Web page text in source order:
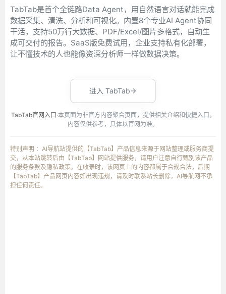
TabTab是首个全链路Data Agent，用自然语言对话就能完成
数据采集、清洗、分析和可视化。内置8个专业AI Agent协同
干活，支持50万行大数据、PDF/Excel/图片多格式，自动生
成可交付的报告。SaaS版免费试用，企业支持私有化部署，
让不懂技术的人也能像资深分析师一样做数据决策。
进入 TabTab
TabTab官网入口 ·本页面为非官方内容聚合页面，提供相关介绍和快捷入口，
内容仅供参考，具体以官网为准。
特别声明 ：AI导航站提供的【TabTab】产品信息来源于网站整理或服务商提
交，从本站跳转后由【TabTab】网站提供服务，请用户注意自行甄别该产品
的服务条款及隐私政策。在收录时，该网页上的内容都属于合规合法，后期
【TabTab】产品网页内容如出现违规，请及时联系站长删除，AI导航网不承
担任何责任。